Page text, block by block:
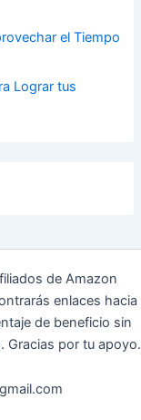
el Tiempo
Lograr tus
de Amazon
enlaces hacia
de beneficio sin
Gracias por tu apoyo.